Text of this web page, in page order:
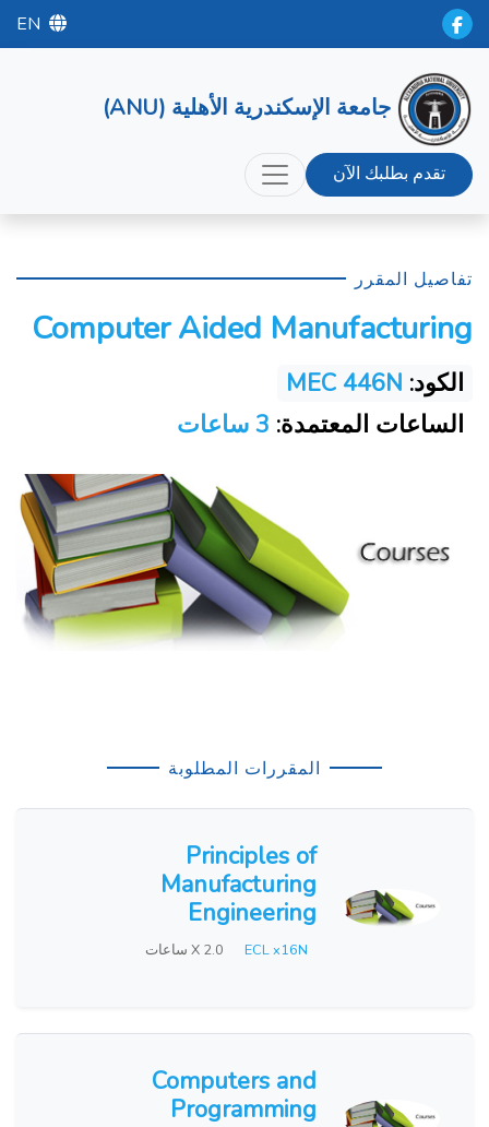
EN
جامعة الإسكندرية الأهلية (ANU)
تقدم بطلبك الآن
تفاصيل المقرر
Computer Aided Manufacturing
الكود: MEC 446N
الساعات المعتمدة:
المقررات المطلوبة
Principles of
Manufacturing
Engineering
ECL x16N X 2.0 ساعات
Computers and
Programming